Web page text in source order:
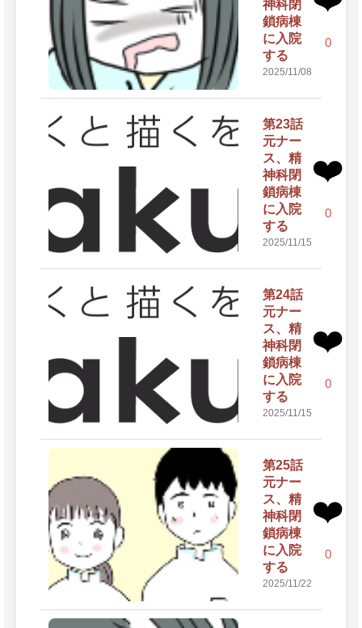
神科閉
鎖病棟
に入院
する
2025/11/08
0
第23話
元ナー
ス、精
神科閉
鎖病棟
に入院
する
2025/11/15
❤️
0
第24話
元ナー
ス、精
神科閉
鎖病棟
に入院
する
2025/11/15
❤️
0
第25話
元ナー
ス、精
神科閉
鎖病棟
に入院
する
2025/11/22
❤️
0